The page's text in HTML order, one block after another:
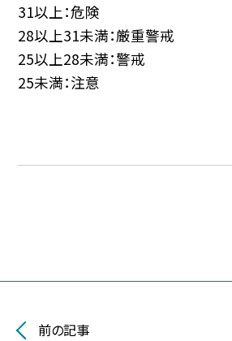
31以上：危険
28以上31未満：厳重警戒
25以上28未満：警戒
25未満：注意
前の記事